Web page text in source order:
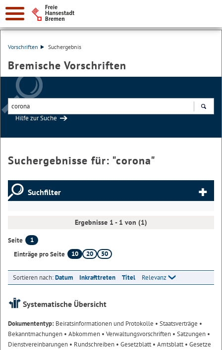
Vorschriften Suchergebnis
Bremische Vorschriften
Hilfe zur Suche
Suchergebnisse für: "corona"
Suchfilter
Ergebnisse 1 - 1 von (1)
Seite
1
Einträge pro Seite
10 20 50
Sortieren nach:Datum Inkrafttreten Titel Relevanz
Systematische Übersicht
Dokumententyp: Beiratsinformationen und Protokolle • Staatsverträge •
Bekanntmachungen • Abkommen • Verwaltungsvorschriften • Satzungen •
Dienstvereinbarungen • Rundschreiben • Gesetzblatt• Amtsblatt• Gesetze